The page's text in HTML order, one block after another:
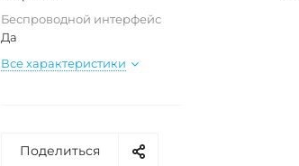
Беспроводной интерфейс
Да
Все характеристики
Поделиться